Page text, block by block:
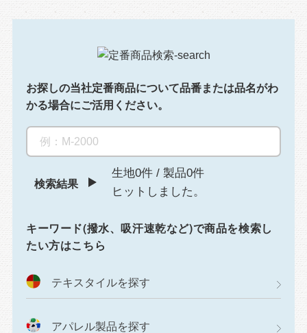
お探しの当社定番商品について品番または品名がわ
かる場合にご活用ください。
検索結果
生地0件 / 製品0件
ヒットしました。
キーワード(撥水、吸汗速乾など)で商品を検索し
たい方はこちら
テキスタイルを探す
アパレル製品を探す